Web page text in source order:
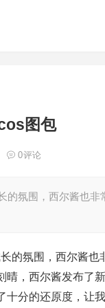
图包
0评论
的氛围，西尔酱也
的氛围，西尔酱
，西尔酱发布了
分的还原度，让